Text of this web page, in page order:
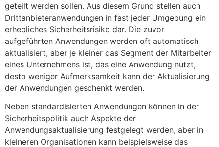
geteilt werden sollen. Aus diesem Grund stellen auch
Drittanbieteranwendungen in fast jeder Umgebung ein
erhebliches Sicherheitsrisiko dar. Die zuvor
aufgeführten Anwendungen werden oft automatisch
aktualisiert, aber je kleiner das Segment der Mitarbeiter
eines Unternehmens ist, das eine Anwendung nutzt,
desto weniger Aufmerksamkeit kann der Aktualisierung
der Anwendungen geschenkt werden.
Neben standardisierten Anwendungen können in der
Sicherheitspolitik auch Aspekte der
Anwendungsaktualisierung festgelegt werden, aber in
kleineren Organisationen kann beispielsweise das